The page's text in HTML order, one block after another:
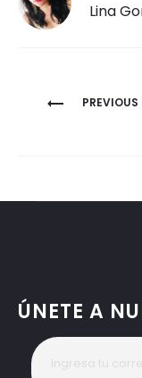
Lina
PREVIOUS
ÚNETE A